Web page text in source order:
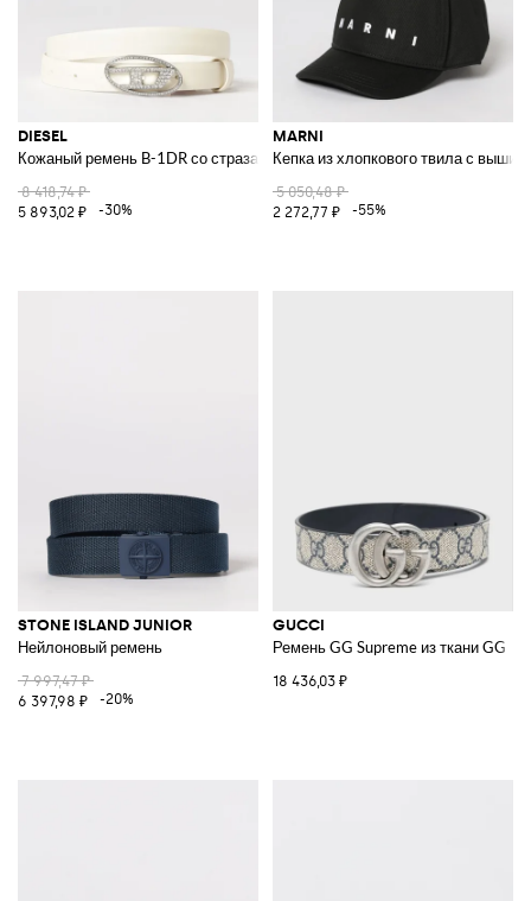
DIESEL
Кожаный ремень B-1DR со стразами
8 418,74 ₽
5 893,02 ₽
-30%
MARNI
Кепка из хлопкового твила с
5 050,48 ₽
2 272,77 ₽
-55%
STONE ISLAND JUNIOR
Нейлоновый ремень
7 997,47 ₽
6 397,98 ₽
-20%
GUCCI
Ремень GG Supreme из ткани GG
18 436,03 ₽